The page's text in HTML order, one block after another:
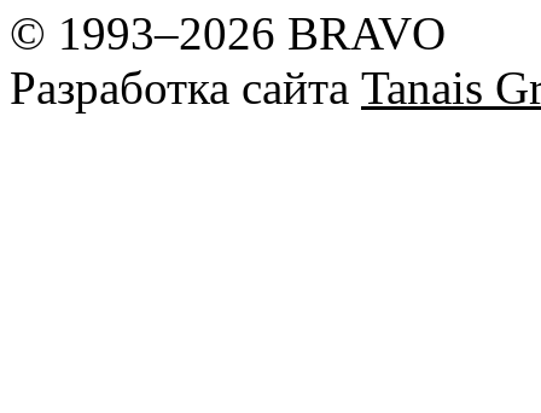
© 1993–2026 BRAVO
Разработка сайта Tanais